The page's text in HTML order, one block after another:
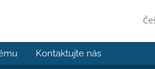
Kontaktujte nás